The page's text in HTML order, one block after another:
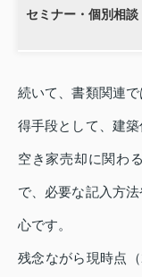
セミナー・個別相談
続いて、書類関連
得手段として、建築
空き家売却に関わ
で、必要な記入方
心です。
残念ながら現時点